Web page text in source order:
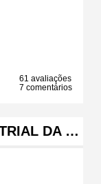
61 avaliações
7 comentários
DA …